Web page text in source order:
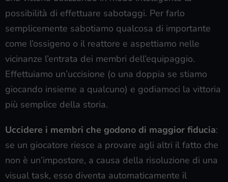
possibilità di effettuare sabotaggi. Per farlo
semplicemente sabotiamo qualcosa di importante
come l’ossigeno o il reattore e aspettiamo nelle
vicinanze l’entrata dei membri dell’equipaggio.
Effettuiamo un’uccisione (o una doppia se stiamo
giocando insieme a qualcuno) e godiamoci la vittoria
più semplice della storia.
Uccidere i membri che godono di maggior fiducia:
se un giocatore riesce a provare agli altri il fatto che
non è un’impostore, a causa della risoluzione di una
visual task, esso diventa automaticamente il